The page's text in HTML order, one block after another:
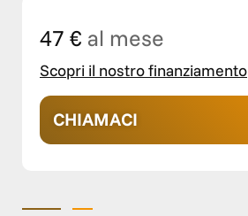
47 € al mese
Scopri il nostro finanziamento
CHIAMACI